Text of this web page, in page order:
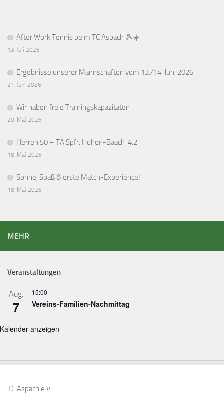
After Work Tennis beim TC Aspach 🎾☀️
13. Juli 2026
Ergebnisse unserer Mannschaften vom 13./14. Juni 2026
21. Juni 2026
Wir haben freie Trainingskapazitäten
20. Mai 2026
Herren 50 – TA Spfr. Höhen-Baach 4:2
18. Mai 2026
Sonne, Spaß & erste Match-Experience!
18. Mai 2026
MEHR
Veranstaltungen
Aug.
7
15:00
Vereins-Familien-Nachmittag
Kalender anzeigen
TC Aspach e.V.